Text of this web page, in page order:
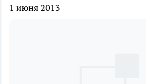
1 июня 2013